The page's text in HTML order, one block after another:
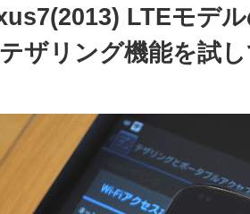
LTEモデ
ザリング機能を試し